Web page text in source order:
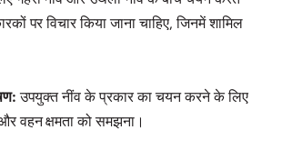
पर विचार किया जाना चाहिए, जिनमें शामिल
उपयुक्त नींव के प्रकार का चयन करने के लिए
वहन क्षमता को समझना।